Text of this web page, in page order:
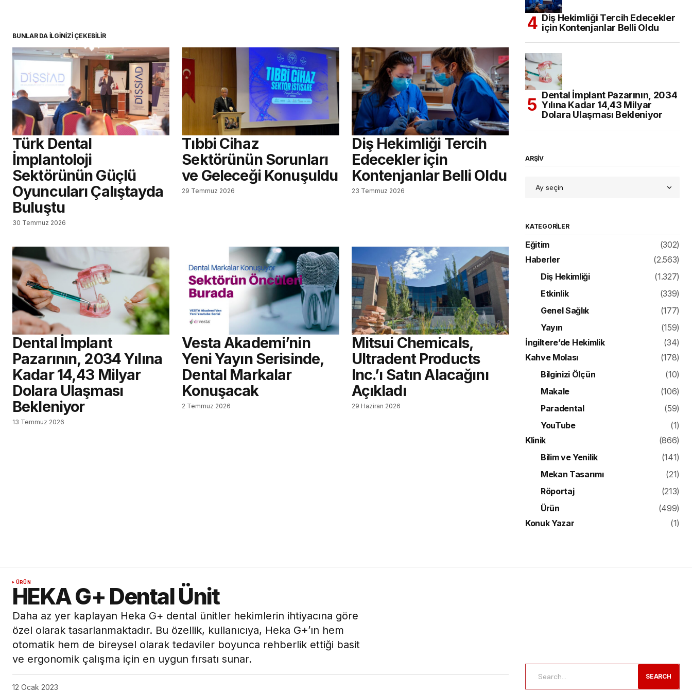
BUNLAR DA İLGİNİZİ ÇEKEBİLİR
Türk Dental
İmplantoloji
Sektörünün Güçlü
Oyuncuları Çalıştayda
Buluştu
30 Temmuz 2026
Tıbbi Cihaz
Sektörünün Sorunları
ve Geleceği Konuşuldu
29 Temmuz 2026
Diş Hekimliği Tercih
Edecekler için
Kontenjanlar Belli Oldu
23 Temmuz 2026
Dental İmplant
Pazarının, 2034 Yılına
Kadar 14,43 Milyar
Dolara Ulaşması
Bekleniyor
13 Temmuz 2026
Vesta Akademi’nin
Yeni Yayın Serisinde,
Dental Markalar
Konuşacak
2 Temmuz 2026
Mitsui Chemicals,
Ultradent Products
Inc.’ı Satın Alacağını
Açıkladı
29 Haziran 2026
Diş Hekimliği Tercih Edecekler
için Kontenjanlar Belli Oldu
Dental İmplant Pazarının, 2034
Yılına Kadar 14,43 Milyar
Dolara Ulaşması Bekleniyor
ARŞİV
KATEGORILER
Eğitim
(302)
Haberler
(2.563)
Diş Hekimliği
(1.327)
Etkinlik
(339)
Genel Sağlık
(177)
Yayın
(159)
İngiltere’de Hekimlik
(34)
Kahve Molası
(178)
Bilginizi Ölçün
(10)
Makale
(106)
Paradental
(59)
YouTube
(1)
Klinik
(866)
Bilim ve Yenilik
(141)
Mekan Tasarımı
(21)
Röportaj
(213)
Ürün
(499)
Konuk Yazar
(1)
ÜRÜN
HEKA G+ Dental Ünit
Daha az yer kaplayan Heka G+ dental ünitler hekimlerin ihtiyacına göre
özel olarak tasarlanmaktadır. Bu özellik, kullanıcıya, Heka G+’ın hem
otomatik hem de bireysel olarak tedaviler boyunca rehberlik ettiği basit
ve ergonomik çalışma için en uygun fırsatı sunar.
12 Ocak 2023
SEARCH